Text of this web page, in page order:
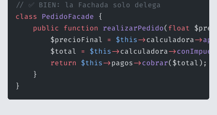
// ✅ BIEN: la Fachada solo delega
class PedidoFacade {
    public
function realizarPedido( float
        $precioFinal
= $this->calculadora->
        $total
= $this->calculadora->
        return
$this->pagos->cobrar($total);
    }
}